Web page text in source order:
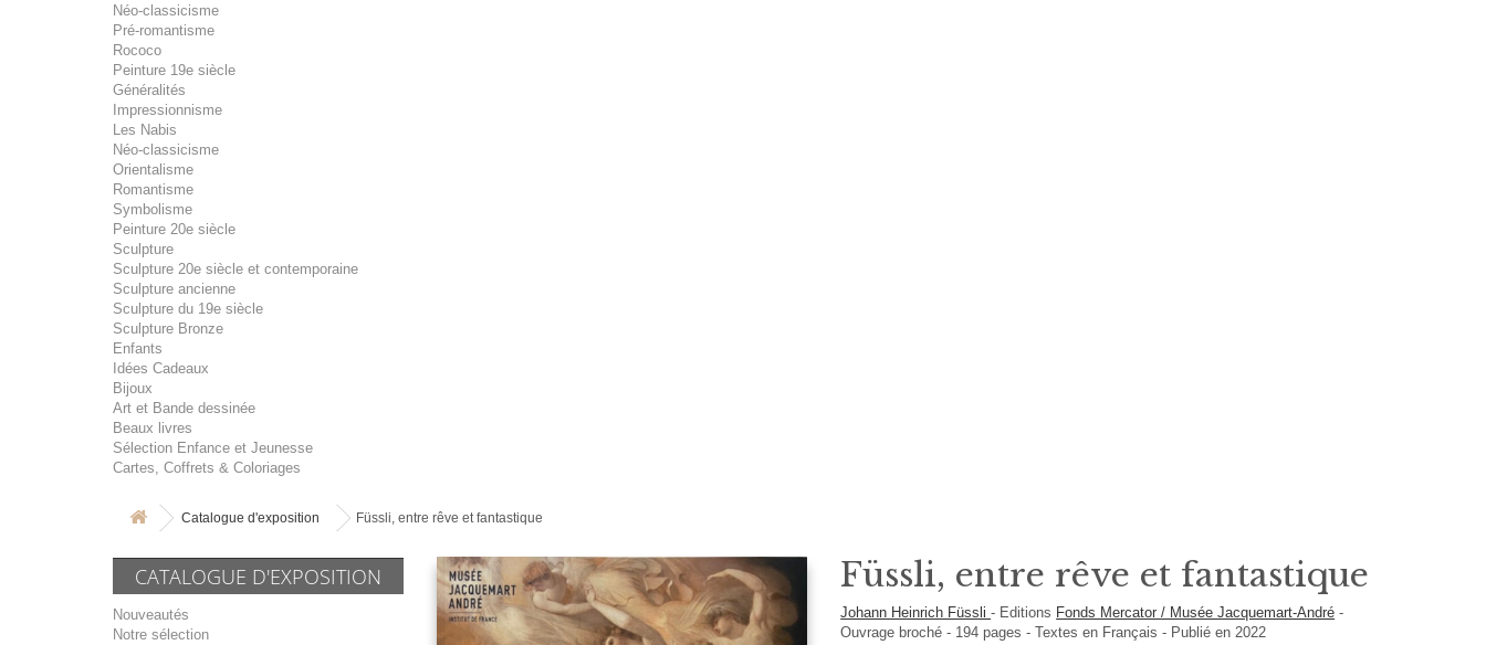
Néo-classicisme
Pré-romantisme
Rococo
Peinture 19e siècle
Généralités
Impressionnisme
Les Nabis
Néo-classicisme
Orientalisme
Romantisme
Symbolisme
Peinture 20e siècle
Sculpture
Sculpture 20e siècle et contemporaine
Sculpture ancienne
Sculpture du 19e siècle
Sculpture Bronze
Enfants
Idées Cadeaux
Bijoux
Art et Bande dessinée
Beaux livres
Sélection Enfance et Jeunesse
Cartes, Coffrets & Coloriages
Catalogue d'exposition Füssli, entre rêve et fantastique
CATALOGUE D'EXPOSITION
Nouveautés
Notre sélection
Füssli, entre rêve et fantastique
Johann Heinrich Füssli- Editions Fonds Mercator / Musée Jacquemart-André -
Ouvrage broché- 194pages -Textes en Français- Publié en 2022